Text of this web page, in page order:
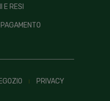
E RESI
PRIVACY